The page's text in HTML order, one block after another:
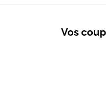
Vos